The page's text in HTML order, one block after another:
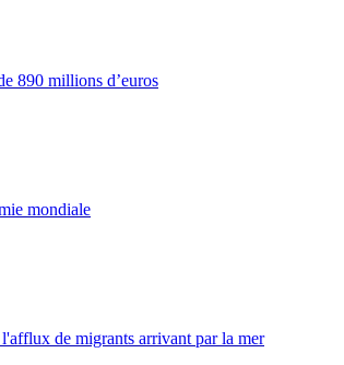
890 millions d’euros
mondiale
de migrants arrivant par la mer